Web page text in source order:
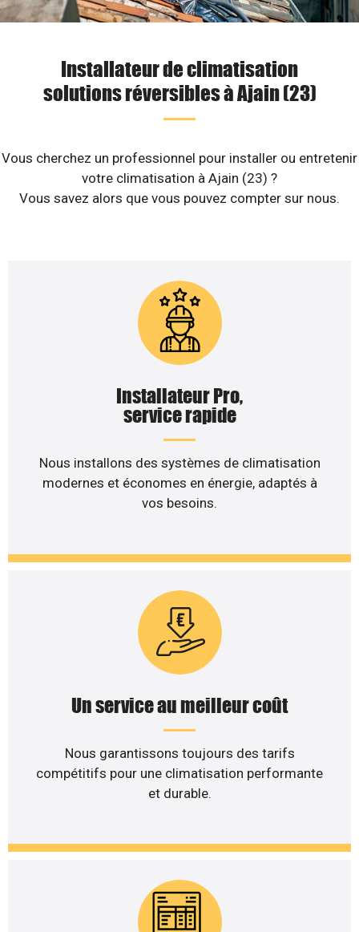
Installateur de climatisation
solutions réversibles à Ajain (23)
Vous cherchez un professionnel pour installer ou entretenir
votre climatisation à Ajain (23) ?
Vous savez alors que vous pouvez compter sur nous.
Installateur Pro,
service rapide
Nous installons des systèmes de climatisation
modernes et économes en énergie, adaptés à
vos besoins.
Un service au meilleur coût
Nous garantissons toujours des tarifs
compétitifs pour une climatisation performante
et durable.